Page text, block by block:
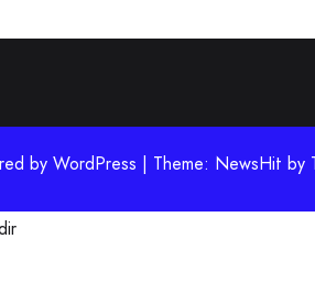
by WordPress | Theme: NewsHit by